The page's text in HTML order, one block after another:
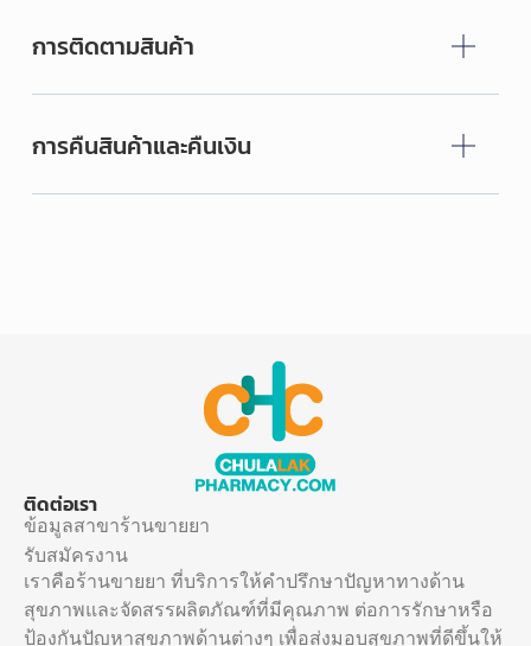
การติดตามสินค้า
การคืนสินค้าและคืนเงิน
ติดต่อเรา
ข้อมูลสาขาร้านขายยา
รับสมัครงาน
เราคือร้านขายยา ที่บริการให้คำปรึกษาปัญหาทางด้าน
สุขภาพและจัดสรรผลิตภัณฑ์ที่มีคุณภาพ ต่อการรักษาหรือ
ป้องกันปัญหาสุขภาพด้านต่างๆ เพื่อส่งมอบสุขภาพที่ดีขึ้นให้